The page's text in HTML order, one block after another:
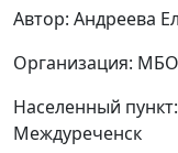
Автор: Андреева
Организация:
Населенный
Междуреченск